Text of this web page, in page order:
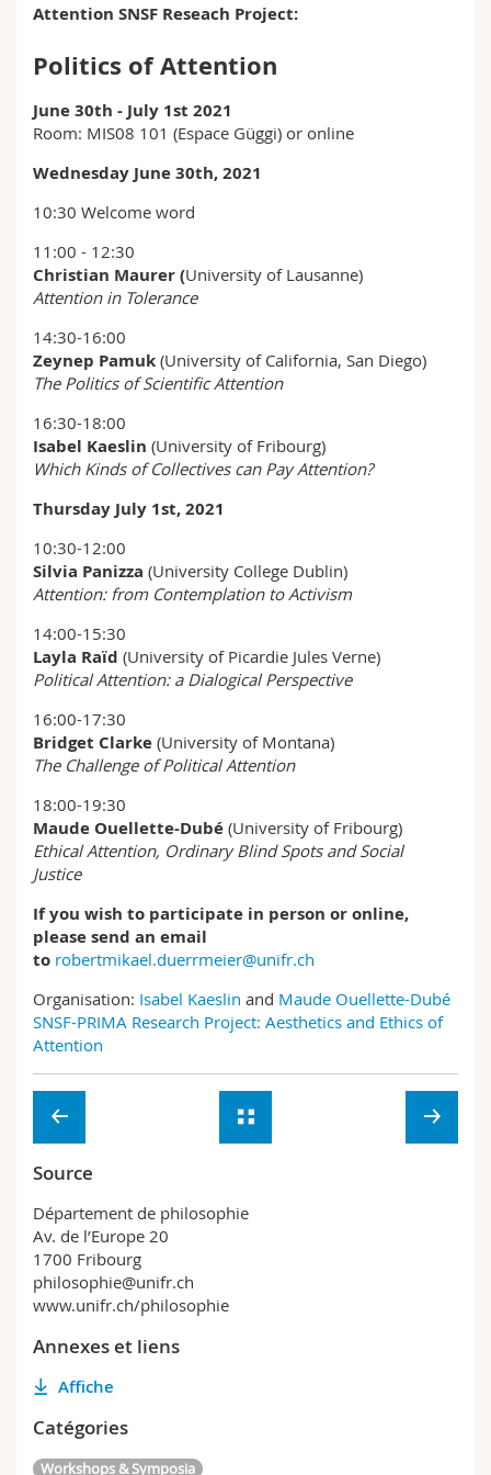
Sciences et médecine
Interfacultaire
Collaborateurs
Doctorants
Webmail
Programme des cours
MyUnifr
Attention SNSF Reseach Project:
Politics of Attention
June 30th - July 1st 2021
Room: MIS08 101 (Espace Güggi) or online
Wednesday June 30th, 2021
10:30 Welcome word
11:00 - 12:30
Christian Maurer (University of Lausanne)
Attention in Tolerance
14:30-16:00
Zeynep Pamuk (University of California, San Diego)
The Politics of Scientific Attention
16:30-18:00
Isabel Kaeslin (University of Fribourg)
Which Kinds of Collectives can Pay Attention?
Thursday July 1st, 2021
10:30-12:00
Silvia Panizza (University College Dublin)
Attention: from Contemplation to Activism
14:00-15:30
Layla Raïd (University of Picardie Jules Verne)
Political Attention: a Dialogical Perspective
16:00-17:30
Bridget Clarke (University of Montana)
The Challenge of Political Attention
18:00-19:30
Maude Ouellette-Dubé (University of Fribourg)
Ethical Attention, Ordinary Blind Spots and Social
Justice
If you wish to participate in person or online,
please send an email
to robertmikael.duerrmeier@unifr.ch
Organisation: Isabel Kaeslin and Maude Ouellette-Dubé
SNSF-PRIMA Research Project: Aesthetics and Ethics of
Attention
Source
Département de philosophie
Av. de l’Europe 20
1700 Fribourg
philosophie@unifr.ch
www.unifr.ch/philosophie
Annexes et liens
Affiche
Catégories
Workshops & Symposia